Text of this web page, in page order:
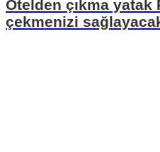
Otelden çıkma yatak
çekmenizi